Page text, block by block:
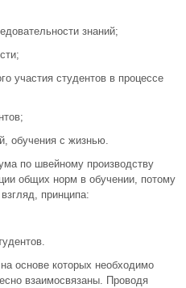
знаний;
участия студентов в процессе
обучения с жизнью.
по швейному производству
общих норм в обучении, потому
принципа:
основе которых необходимо
взаимосвязаны. Проводя